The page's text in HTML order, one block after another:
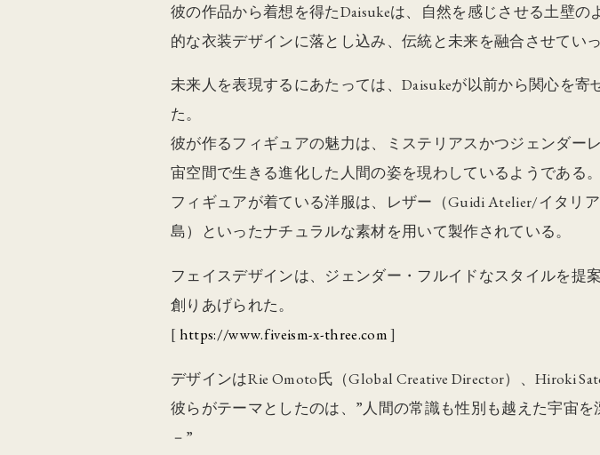
彼の作品から着想を得たDaisukeは、自然を感じさせる土壁
的な衣装デザインに落とし込み、伝統と未来を融合させていっ
未来人を表現するにあたっては、Daisukeが以前から関心を
た。
彼が作るフィギュアの魅力は、ミステリアスかつジェンダー
宙空間で生きる進化した人間の姿を現わしているようである。
フィギュアが着ている洋服は、レザー（Guidi Atelier/イタリ
島）といったナチュラルな素材を用いて製作されている。
フェイスデザインは、ジェンダー・フルイドなスタイルを提
創りあげられた。
[ https://www.fiveism-x-three.com]
デザインはRie Omoto氏（Global Creative Director）、Hiroki
彼らがテーマとしたのは、”人間の常識も性別も越えた宇宙
－”